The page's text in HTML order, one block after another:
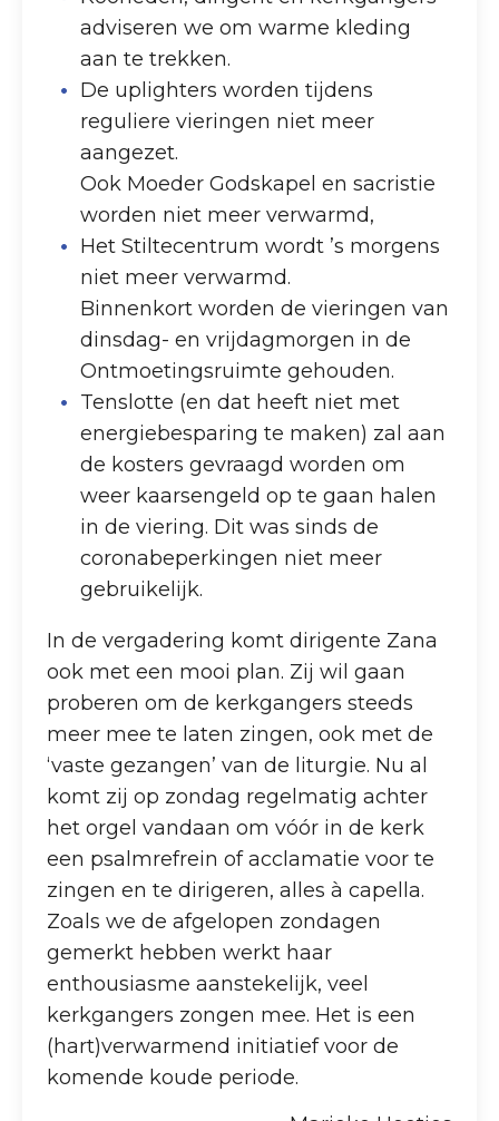
adviseren we om warme kleding
aan te trekken.
De uplighters worden tijdens
reguliere vieringen niet meer
aangezet.
Ook Moeder Godskapel en sacristie
worden niet meer verwarmd,
Het Stiltecentrum wordt ’s morgens
niet meer verwarmd.
Binnenkort worden de vieringen van
dinsdag- en vrijdagmorgen in de
Ontmoetingsruimte gehouden.
Tenslotte (en dat heeft niet met
energiebesparing te maken) zal aan
de kosters gevraagd worden om
weer kaarsengeld op te gaan halen
in de viering. Dit was sinds de
coronabeperkingen niet meer
gebruikelijk.
In de vergadering komt dirigente Zana
ook met een mooi plan. Zij wil gaan
proberen om de kerkgangers steeds
meer mee te laten zingen, ook met de
‘vaste gezangen’ van de liturgie. Nu al
komt zij op zondag regelmatig achter
het orgel vandaan om vóór in de kerk
een psalmrefrein of acclamatie voor te
zingen en te dirigeren, alles à capella.
Zoals we de afgelopen zondagen
gemerkt hebben werkt haar
enthousiasme aanstekelijk, veel
kerkgangers zongen mee. Het is een
(hart)verwarmend initiatief voor de
komende koude periode.